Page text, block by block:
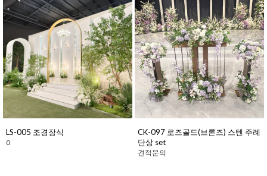
LS-005 조경장식
0
CK-097 로즈골드(브론즈) 스텐 주례
단상 set
견적문의